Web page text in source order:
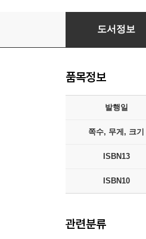
도서정보
품목정보
발행일
쪽수, 무게, 크기
ISBN13
ISBN10
관련분류